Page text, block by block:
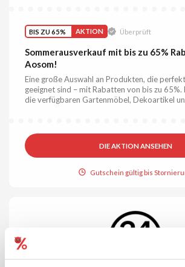
BIS ZU 65% AKTION Überprüft
Sommerausverkauf mit bis zu 65%
Aosom!
Eine große Auswahl an Produkten, die
geeignet sind – mit Rabatten von bis zu 65%.
die verfügbaren Gartenmöbel, Dekoartikel
DIE AKTION ANSEHEN
Gutschein gültig bis